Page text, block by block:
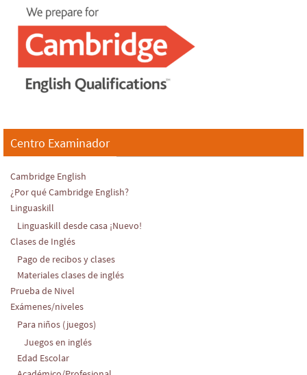
Centro Examinador
Cambridge English
¿Por qué Cambridge English?
Linguaskill
Linguaskill desde casa ¡Nuevo!
Clases de Inglés
Pago de recibos y clases
Materiales clases de inglés
Prueba de Nivel
Exámenes/niveles
Para niños (juegos)
Juegos en inglés
Edad Escolar